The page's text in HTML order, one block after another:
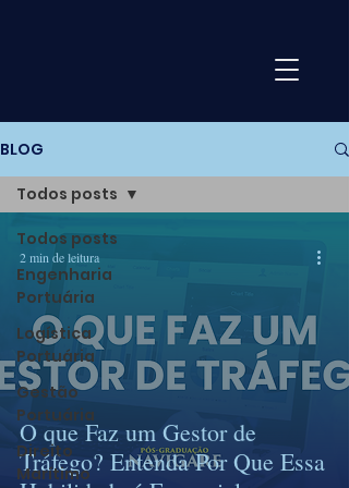
BLOG
Todos posts
Engenharia
Portuária
Logística
Portuária
Gestão
Portuária
Direito
Marítimo
Todos posts
O que Faz um Gestor de
Tráfego? Entenda Por Que Essa
2 min de leitura